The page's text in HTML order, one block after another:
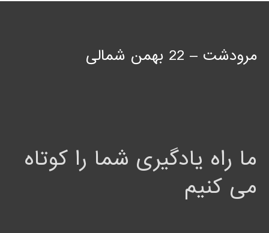
مرودشت – 22 بهمن شمالی
ما راه یادگیری شما را کوتاه
می کنیم